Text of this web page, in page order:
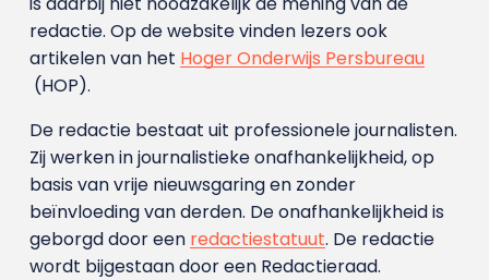
redactie. Op de website vinden lezers ook
artikelen van het Hoger Onderwijs Persbureau
(HOP).
De redactie bestaat uit professionele journalisten.
Zij werken in journalistieke onafhankelijkheid, op
basis van vrije nieuwsgaring en zonder
beïnvloeding van derden. De onafhankelijkheid is
geborgd door een redactiestatuut. De redactie
wordt bijgestaan door een Redactieraad.